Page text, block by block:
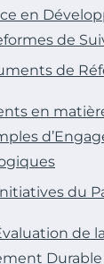
en
de
de
en
du
de
Durable